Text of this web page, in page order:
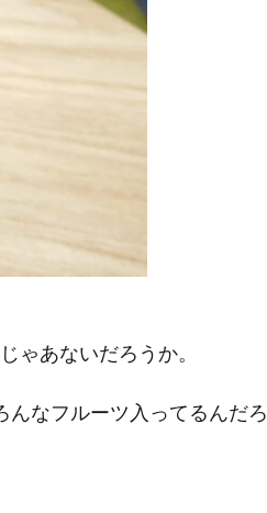
ゃあないだろうか。
なフルーツ入ってるんだろ